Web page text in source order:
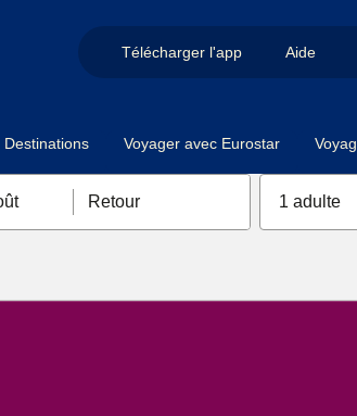
Télécharger l'app Aide
Destinations Voyager avec Eurostar
Retour 1 adulte